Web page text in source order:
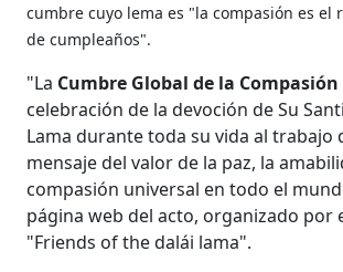
cumbre cuyo lema es "la compasión es el
de cumpleaños".
"La Cumbre Global de la Compasión
celebración de la devoción de Su
Lama durante toda su vida al trabajo
mensaje del valor de la paz, la
compasión universal en todo el
página web del acto, organizado por
"Friends of the dalái lama".